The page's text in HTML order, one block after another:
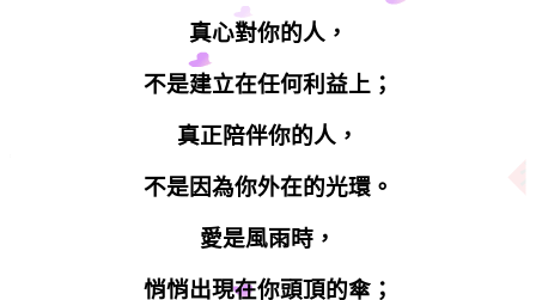
真心對你的人，
不是建立在任何利益上；
真正陪伴你的人，
不是因為你外在的光環。
愛是風雨時，
悄悄出現在你頭頂的傘；